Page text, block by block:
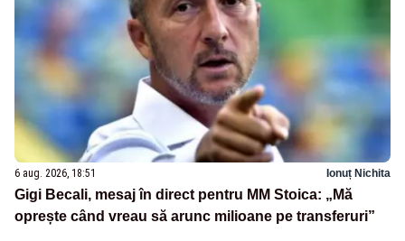
6 aug. 2026, 18:51 Ionuț Nichita
Gigi Becali, mesaj în direct pentru MM Stoica: „Mă
oprește când vreau să arunc milioane pe transferuri”